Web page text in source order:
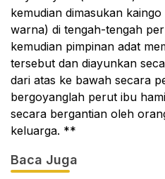
kemudian dimasukan
warna) di tengah-tengah
kemudian pimpinan adat
tersebut dan diayunkan
dari atas ke bawah secara
bergoyanglah perut ibu
secara bergantian oleh
keluarga. **
Baca Juga